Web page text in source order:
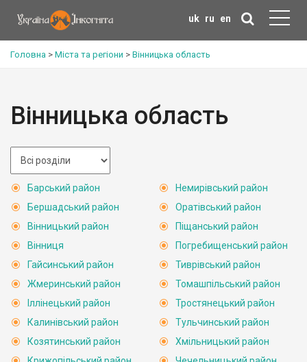
uk ru en
Головна > Міста та регіони > Вінницька область
Вінницька область
Барський район
Бершадський район
Вінницький район
Вінниця
Гайсинський район
Жмеринський район
Іллінецький район
Калинівський район
Козятинський район
Немирівський район
Оратівський район
Піщанський район
Погребищенський район
Тиврівський район
Томашпільський район
Тростянецький район
Тульчинський район
Хмільницький район